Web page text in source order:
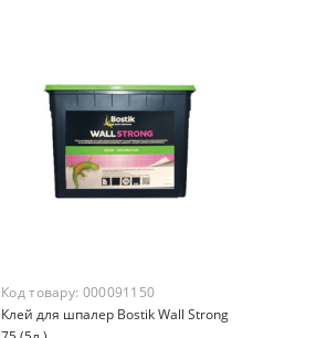
Код товару: 000091150
Клей для шпалер Bostik Wall Strong